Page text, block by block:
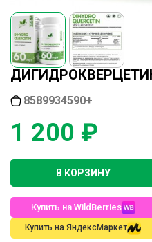
ДИГИДРОКВЕРЦЕТИН
8589934590+
1 200 ₽
В КОРЗИНУ
Купить на WildBerries
Купить на ЯндексМаркет